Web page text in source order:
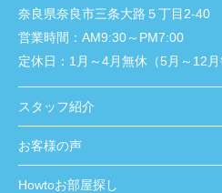
奈良県奈良市三条大路５丁目2-40
営業時間： AM9:30～PM7:00
定休日： 1月～4月無休（5月～12月
スタッフ紹介
お客様の声
Howtoお部屋探し